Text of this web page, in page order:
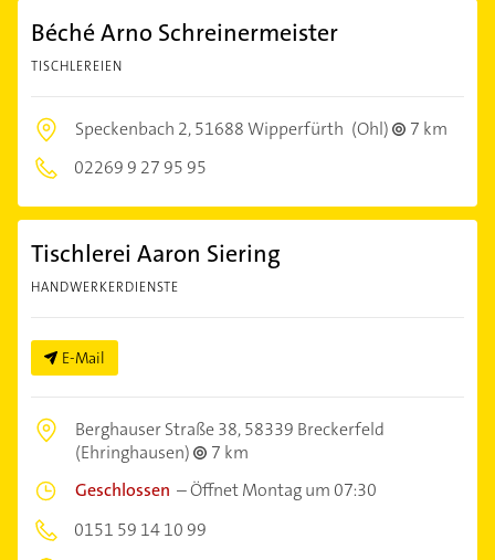
Béché Arno Schreinermeister
TISCHLEREIEN
Speckenbach 2,51688 Wipperfürth (Ohl)
7 km
02269 9 27 95 95
Tischlerei Aaron Siering
HANDWERKERDIENSTE
E-Mail
Berghauser Straße 38,58339 Breckerfeld
(Ehringhausen)
7 km
Geschlossen –Öffnet Montag um 07:30
0151 59 14 10 99